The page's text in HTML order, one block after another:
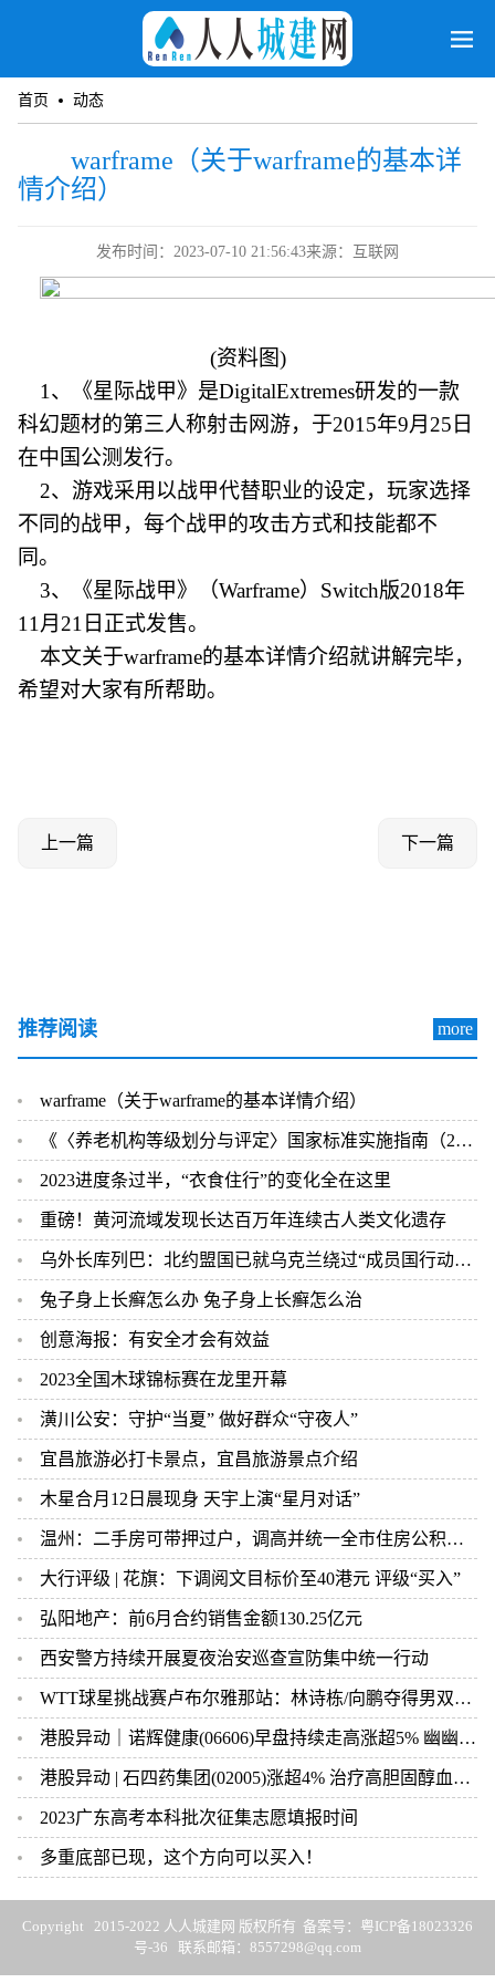
首页 动态
warframe（关于warframe的基本详
情介绍）
发布时间：2023-07-10 21:56:43来源：互联网
(资料图)
1、《星际战甲》是DigitalExtremes研发的一款
科幻题材的第三人称射击网游，于2015年9月25日
在中国公测发行。
2、游戏采用以战甲代替职业的设定，玩家选择
不同的战甲，每个战甲的攻击方式和技能都不
同。
3、《星际战甲》（Warframe）Switch版2018年
11月21日正式发售。
本文关于warframe的基本详情介绍就讲解完毕，
希望对大家有所帮助。
上一篇 下一篇
推荐阅读 more
warframe（关于warframe的基本详情介绍）
《〈养老机构等级划分与评定〉国家标准实施指南（2023版）》发布
2023进度条过半，“衣食住行”的变化全在这里
重磅！黄河流域发现长达百万年连续古人类文化遗存
乌外长库列巴：北约盟国已就乌克兰绕过“成员国行动计划”达成共识
兔子身上长癣怎么办 兔子身上长癣怎么治
创意海报：有安全才会有效益
2023全国木球锦标赛在龙里开幕
潢川公安：守护“当夏” 做好群众“守夜人”
宜昌旅游必打卡景点，宜昌旅游景点介绍
木星合月12日晨现身 天宇上演“星月对话”
温州：二手房可带押过户，调高并统一全市住房公积金贷款额度
大行评级 | 花旗：下调阅文目标价至40港元 评级“买入”
弘阳地产：前6月合约销售金额130.25亿元
西安警方持续开展夏夜治安巡查宣防集中统一行动
WTT球星挑战赛卢布尔雅那站：林诗栋/向鹏夺得男双冠军
港股异动｜诺辉健康(06606)早盘持续走高涨超5% 幽幽管90天电商复购率23% 正寻求与更多电商平台合作
港股异动 | 石四药集团(02005)涨超4% 治疗高胆固醇血症药物获生产注册批件
2023广东高考本科批次征集志愿填报时间
多重底部已现，这个方向可以买入！
Copyright 2015-2022 人人城建网 版权所有 备案号： 粤ICP备18023326
号-36 联系邮箱：8557298@qq.com